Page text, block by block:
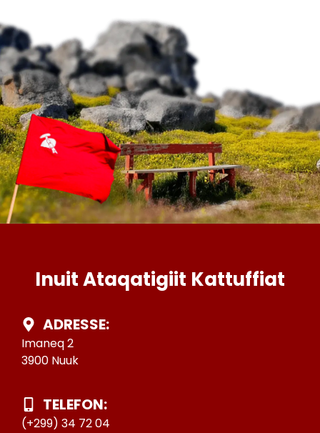
Inuit Ataqatigiit Kattuffiat
ADRESSE:
Imaneq 2
3900 Nuuk
TELEFON:
(+299) 34 72 04